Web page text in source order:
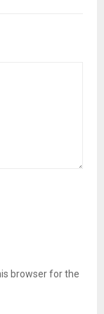
browser for the